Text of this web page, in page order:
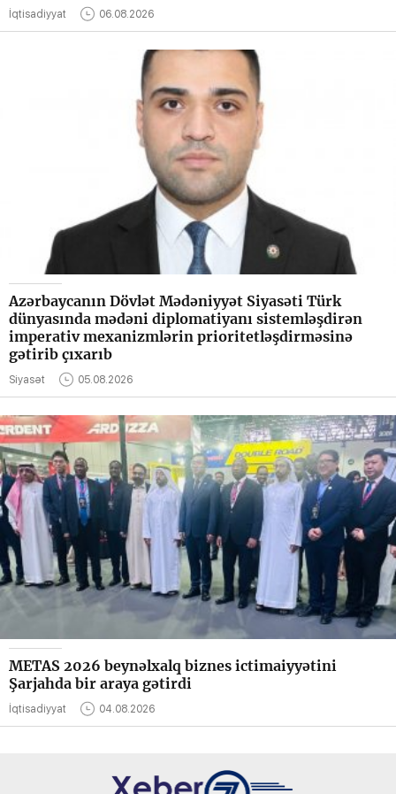
İqtisadiyyat 06.08.2026
Azərbaycanın Dövlət Mədəniyyət Siyasəti Türk
dünyasında mədəni diplomatiyanı sistemləşdirən
imperativ mexanizmlərin prioritetləşdirməsinə
gətirib çıxarıb
Siyasət 05.08.2026
METAS 2026 beynəlxalq biznes ictimaiyyətini
Şarjahda bir araya gətirdi
İqtisadiyyat 04.08.2026